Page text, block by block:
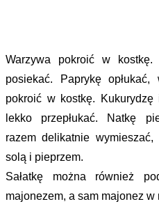
Warzywa pokroić w kostkę.
posiekać. Paprykę
pokroić w kostkę.
lekko przepłukać. Natkę
razem delikatnie
solą i pieprzem.
Sałatkę można również
majonezem, a sam majonez w